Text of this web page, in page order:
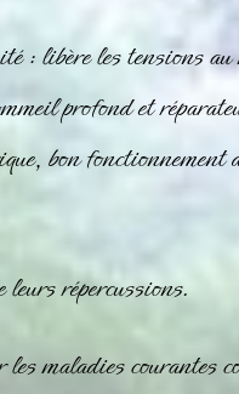
: libère les tensions
profond et
bon fonctionnement
répercussions.
maladies courantes